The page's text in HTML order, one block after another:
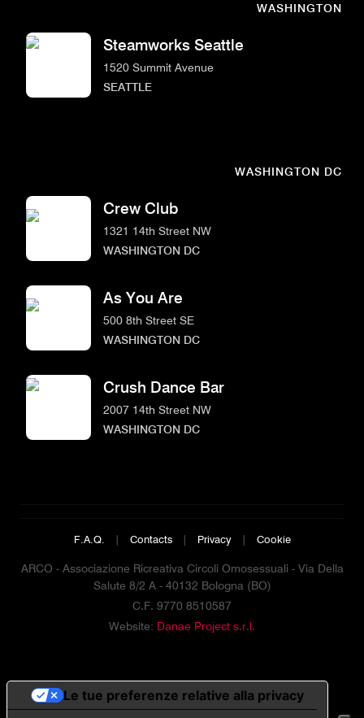
WASHINGTON
Steamworks Seattle
1520 Summit Avenue
SEATTLE
WASHINGTON DC
Crew Club
1321 14th Street NW
WASHINGTON DC
As You Are
500 8th Street SE
WASHINGTON DC
Crush Dance Bar
2007 14th Street NW
WASHINGTON DC
F.A.Q. | Contacts | Privacy | Cookie
ARCO - Associazione Ricreativa Circoli Omosessuali - Via Della
Salute 8/2 A - 40132 Bologna (BO)
C.F. 9770 8510587
Website: Danae Project s.r.l.
Le tue preferenze relative alla privacy